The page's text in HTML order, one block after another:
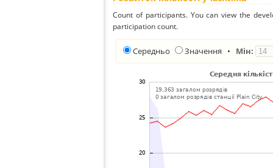
Count of participants. You can view the
participation count.
Середньо Значення • Мін: